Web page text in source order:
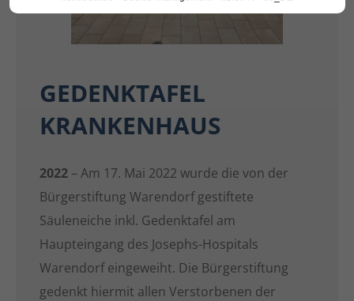
GEDENKTAFEL
KRANKENHAUS
2022 – Am 17. Mai 2022 wurde die von der
Bürgerstiftung Warendorf gestiftete
Säuleneiche inkl. Gedenktafel am
Haupteingang des Josephs-Hospitals
Warendorf eingeweiht. Die Bürgerstiftung
gedenkt hiermit allen Verstorbenen der